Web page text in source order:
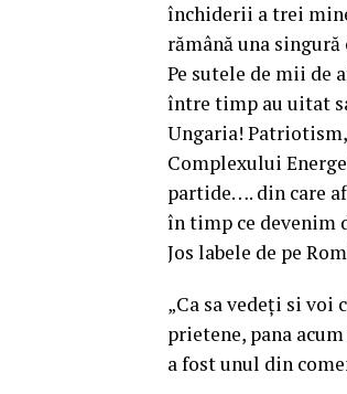
închiderii a trei
rămână una
Pe sutele de mii de
între timp au uitat
Ungaria!
Complexului
partide…. din care
în timp ce devenim
Jos labele de pe
„Ca sa vedeți si voi
prietene, pana
a fost unul din